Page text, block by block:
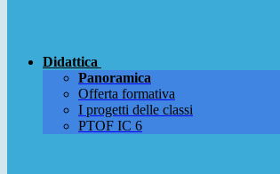
Didattica
Panoramica
Offerta formativa
I progetti delle classi
PTOF IC 6